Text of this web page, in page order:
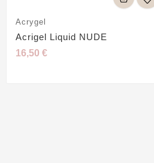
Acrygel
Acrigel Liquid NUDE
16,50 €